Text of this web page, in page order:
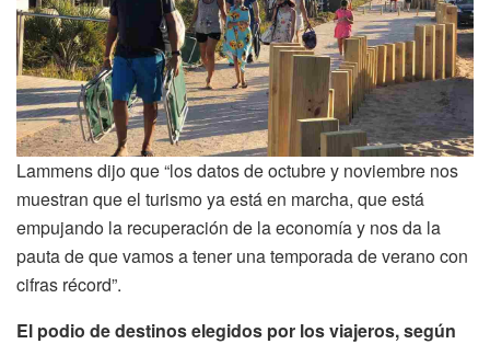
Lammens dijo que “los datos de octubre y noviembre nos
muestran que el turismo ya está en marcha, que está
empujando la recuperación de la economía y nos da la
pauta de que vamos a tener una temporada de verano con
cifras récord”.
El podio de destinos elegidos por los viajeros, según